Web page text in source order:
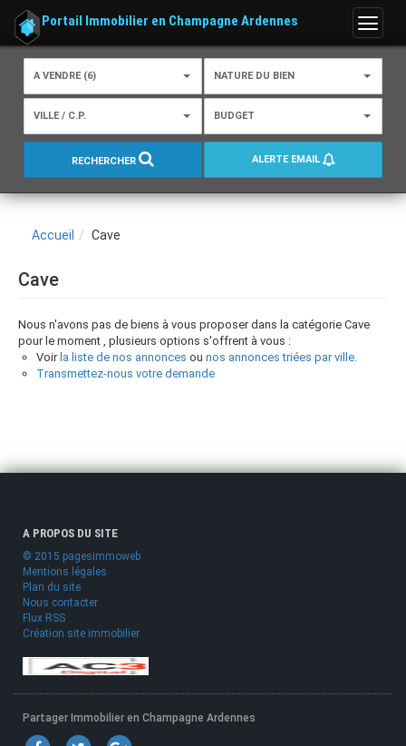
Menu
Portail Immobilier en Champagne Ardennes
A VENDRE (6) NATURE DU BIEN
VILLE / C.P. BUDGET
RECHERCHER ALERTE EMAIL
Accueil Cave
Cave
Nous n'avons pas de biens à vous proposer dans la catégorie Cave
pour le moment , plusieurs options s'offrent à vous :
Voir la liste de nos annonces ou nos annonces triées par ville.
Transmettez-nous votre demande
A PROPOS DU SITE
© 2015 pagesimmoweb
Mentions légales
Plan du site
Nous contacter
Flux RSS
Création site immobilier
Partager Immobilier en Champagne Ardennes